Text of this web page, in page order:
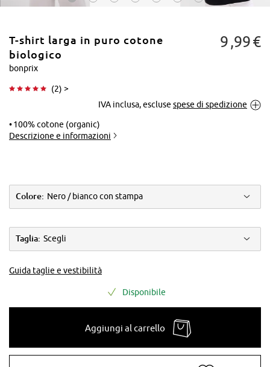
ingrandire
T-shirt larga in puro cotone
biologico
bonprix
(2) >
9 99€
IVA inclusa, escluse spese di spedizione
100% cotone (organic)
Descrizione e informazioni
Colore: Nero / bianco con stampa
Taglia: Scegli
Guida taglie e vestibilità
Disponibile
Aggiungi al carrello